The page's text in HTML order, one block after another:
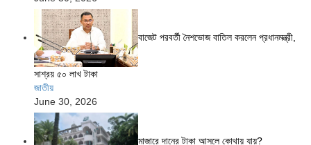
বাজেট পরবর্তী নৈশভোজ বাতিল করলেন প্রধানমন্ত্রী,
সাশ্রয় ৫০ লাখ টাকা
জাতীয়
June 30, 2026
মাজারে দানের টাকা আসলে কোথায় যায়?